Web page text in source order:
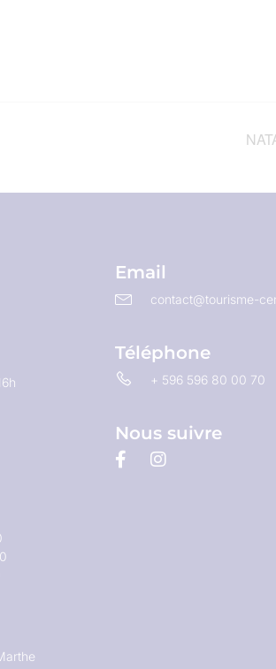
Email
contact@tourisme-
Téléphone
+ 596 596 80 00 70
Nous suivre